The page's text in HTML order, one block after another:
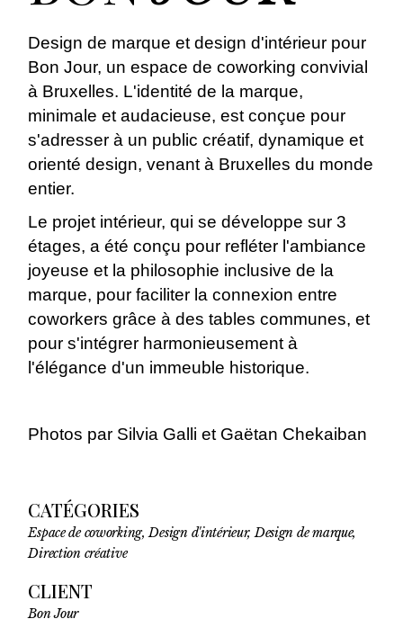
Design de marque et design d'intérieur pour
Bon Jour, un espace de coworking convivial
à Bruxelles. L'identité de la marque,
minimale et audacieuse, est conçue pour
s'adresser à un public créatif, dynamique et
orienté design, venant à Bruxelles du monde
entier.
Le projet intérieur, qui se développe sur 3
étages, a été conçu pour refléter l'ambiance
joyeuse et la philosophie inclusive de la
marque, pour faciliter la connexion entre
coworkers grâce à des tables communes, et
pour s'intégrer harmonieusement à
l'élégance d'un immeuble historique.
Photos par Silvia Galli et Gaëtan Chekaiban
CATÉGORIES
Espace de coworking, Design d'intérieur, Design de marque,
Direction créative
CLIENT
Bon Jour